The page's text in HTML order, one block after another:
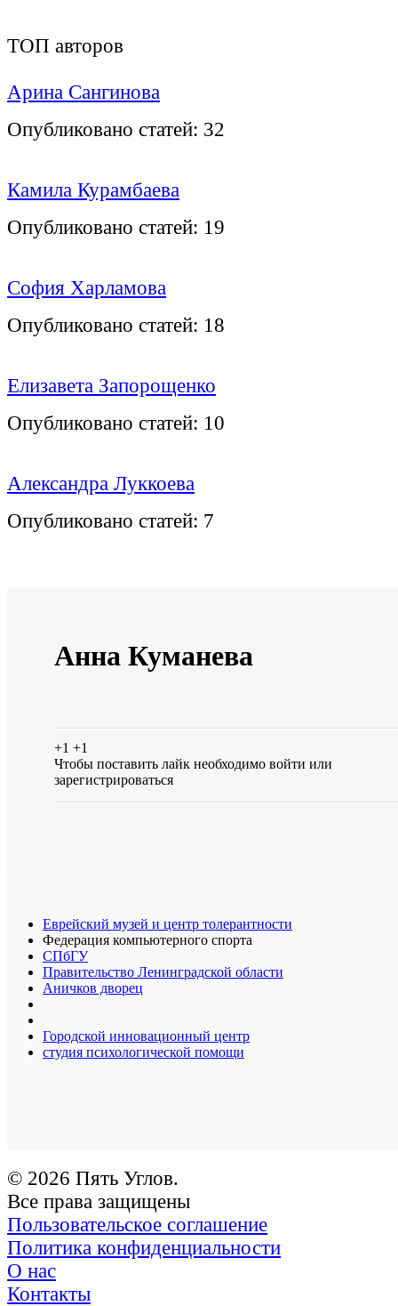
ТОП авторов
Арина Сангинова
Опубликовано статей: 32
Камила Курамбаева
Опубликовано статей: 19
София Харламова
Опубликовано статей: 18
Елизавета Запорощенко
Опубликовано статей: 10
Александра Луккоева
Опубликовано статей: 7
Анна Куманева
+1 +1
Чтобы поставить лайк необходимо войти или
зарегистрироваться
Еврейский музей и центр толерантности
Федерация компьютерного спорта
СПбГУ
Правительство Ленинградской области
Аничков дворец
Городской инновационный центр
студия психологической помощи
© 2026 Пять Углов.
Все права защищены
Пользовательское соглашение
Политика конфиденциальности
О нас
Контакты